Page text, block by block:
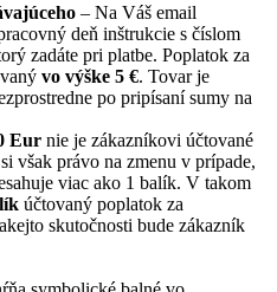
– Na Váš email
deň inštrukcie s číslom
zadáte pri platbe. Poplatok za
vo výške 5 €. Tovar je
po pripísaní sumy na
Eur nie je zákazníkovi účtované
však právo na zmenu v prípade,
viac ako 1 balík. V takom
účtovaný poplatok za
skutočnosti bude zákazník